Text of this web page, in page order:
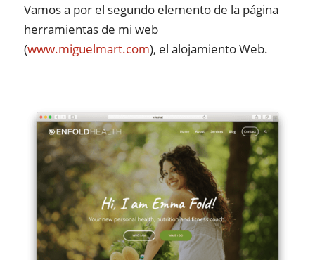
Vamos a por el segundo elemento de la página
herramientas de mi web
(www.miguelmart.com), el alojamiento Web.